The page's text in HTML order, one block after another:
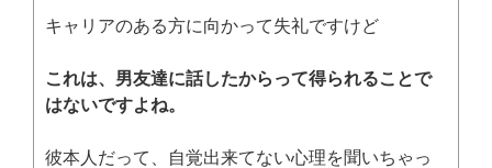
キャリアのある方に向かって失礼ですけど
これは、男友達に話したからって得られることで
はないですよね。
彼本人だって、自覚出来てない心理を聞いちゃっ